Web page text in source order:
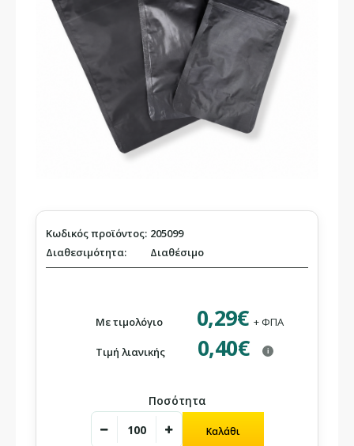
Κωδικός προϊόντος: 205099
Διαθεσιμότητα:
Διαθέσιμο
Με τιμολόγιο 0,29€ + ΦΠΑ
Τιμή λιανικής 0,40€ i
Ποσότητα